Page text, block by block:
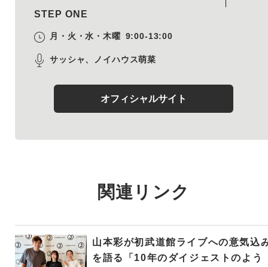
STEP ONE
月・火・水・木曜 9:00-13:00
サッシャ、ノイハウス萌菜
オフィシャルサイト
関連リンク
山本彩が初武道館ライブへの意気込
を語る「10年のダイジェストのよう